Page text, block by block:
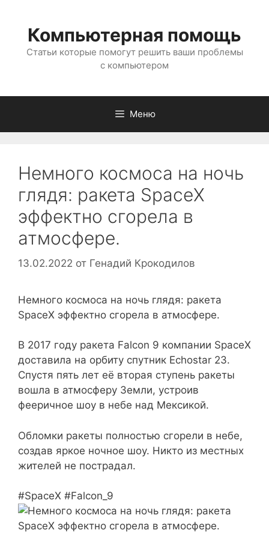
содержимому
Компьютерная помощь
Статьи которые помогут решить ваши проблемы
с компьютером
Меню
Немного космоса на ночь
глядя: ракета SpaceX
эффектно сгорела в
атмосфере.
13.02.2022 от Генадий Крокодилов
Немного космоса на ночь глядя: ракета
SpaceX эффектно сгорела в атмосфере.
В 2017 году ракета Falcon 9 компании SpaceX
доставила на орбиту спутник Echostar 23.
Спустя пять лет её вторая ступень ракеты
вошла в атмосферу Земли, устроив
фееричное шоу в небе над Мексикой.
Обломки ракеты полностью сгорели в небе,
создав яркое ночное шоу. Никто из местных
жителей не пострадал.
#SpaceX #Falcon_9